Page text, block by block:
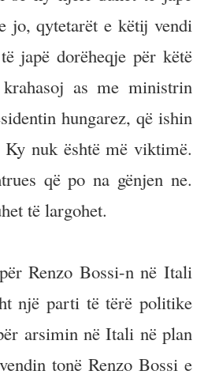
jo, qytetarët e këtij vendi
japë dorëheqje për këtë
as me ministrin
hungarez, që ishin
nuk është më viktimë.
që po na gënjen ne.
të largohet.
Renzo Bossi-n në Itali
një parti të tërë politike
arsimin në Itali në plan
tonë Renzo Bossi e